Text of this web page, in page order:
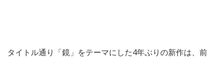
タイトル通り「鏡」をテーマにした4年ぶりの新作は、前